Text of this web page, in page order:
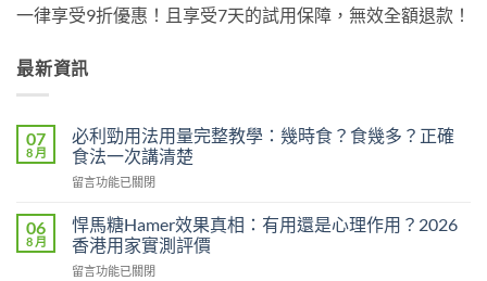
一律享受9折優惠！且享受7天的試用保障，無效全額退款！
最新資訊
07
8 月
必利勁用法用量完整教學：幾時食？食幾多？正確
食法一次講清楚
在
利
勁
用
法
留言功能已關閉
06
8 月
悍馬糖Hamer效果真相：有用還是心理作用？2026
香港用家實測評價
在
留言功能已關閉